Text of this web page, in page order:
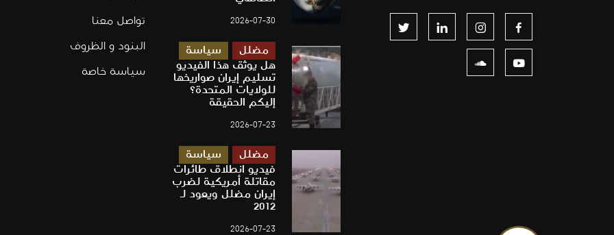
2026-07-30
مضلل
سياسة
هل يوثق هذا الفيديو
تسليم إيران صواريخها
للولايات المتحدة؟
إليكم الحقيقة
2026-07-23
مضلل
سياسة
فيديو انطلاق طائرات
مقاتلة أمريكية لضرب
إيران مضلل ويعود لـ
2012
2026-07-23
تواصل معنا
البنود و الظروف
سياسة خاصة